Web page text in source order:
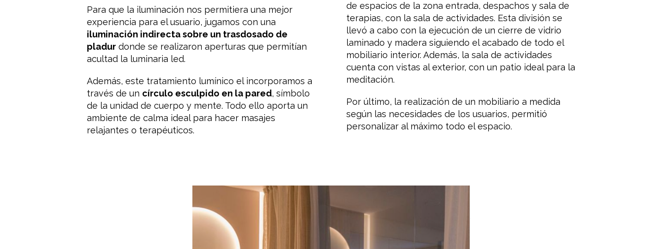
Para que la iluminación nos permitiera una mejor
experiencia para el usuario, jugamos con una
iluminación indirecta sobre un trasdosado de
pladurdonde se realizaron aperturas que permitían
acultad la luminaria led.
Además, este tratamiento lumínico el incorporamos a
través de un círculo esculpido en la pared, símbolo
de la unidad de cuerpo y mente. Todo ello aporta un
ambiente de calma ideal para hacer masajes
relajantes o terapéuticos.
de espacios de la zona entrada, despachos y sala de
terapias, con la sala de actividades. Esta división se
llevó a cabo con la ejecución de un cierre de vidrio
laminado y madera siguiendo el acabado de todo el
mobiliario interior. Además, la sala de actividades
cuenta con vistas al exterior, con un patio ideal para la
meditación.
Por último, la realización de un mobiliario a medida
según las necesidades de los usuarios, permitió
personalizar al máximo todo el espacio.